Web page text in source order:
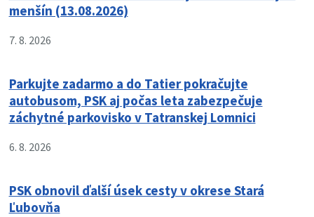
menšín (13.08.2026)
7. 8. 2026
Parkujte zadarmo a do Tatier pokračujte
autobusom, PSK aj počas leta zabezpečuje
záchytné parkovisko v Tatranskej Lomnici
6. 8. 2026
PSK obnovil ďalší úsek cesty v okrese Stará
Ľubovňa